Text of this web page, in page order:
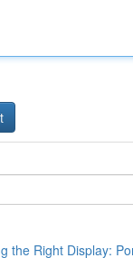
the Right Display: